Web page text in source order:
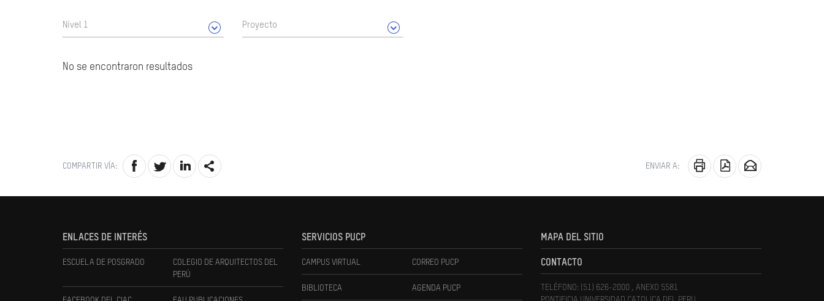
Nivel 1 Proyecto
No se encontraron resultados
COMPARTIR VÍA: ENVIAR A:
ENLACES DE INTERÉS
ESCUELA DE POSGRADO
COLEGIO DE ARQUITECTOS DEL
PERÚ
SERVICIOS PUCP
CAMPUS VIRTUAL CORREO PUCP
BIBLIOTECA AGENDA PUCP
MAPA DEL SITIO
CONTACTO
TELÉFONO: (51) 626-2000 , ANEXO 5581